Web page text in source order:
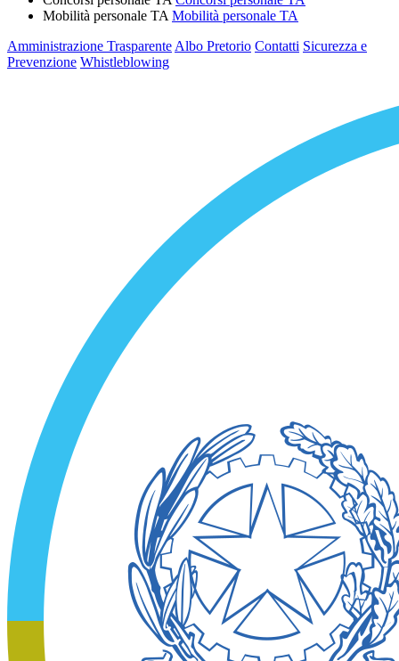
Mobilità personale TA Mobilità personale TA
Amministrazione Trasparente Albo Pretorio Contatti Sicurezza e
Prevenzione Whistleblowing